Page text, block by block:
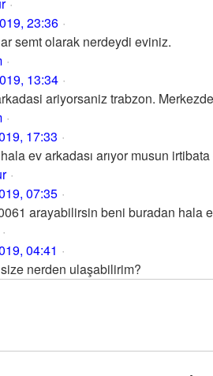
23:36
semt olarak nerdeydi eviniz.
13:34
ariyorsaniz trabzon.
17:33
ev arkadası arıyor musun
07:35
arayabilirsin beni buradan hala
04:41
nerden ulaşabilirim?